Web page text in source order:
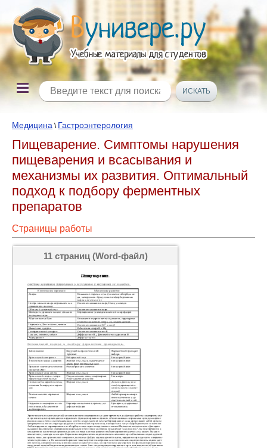
Медицина \ Гастроэнтерология
Пищеварение. Симптомы нарушения
пищеварения и всасывания и
механизмы их развития. Оптимальный
подход к подбору ферментных
препаратов
Страницы работы
11 страниц (Word-файл)